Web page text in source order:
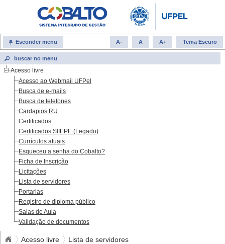
Esconder menu A- A A+ Tema Escuro
Acesso livre
Acesso ao Webmail UFPel
Busca de e-mails
Busca de telefones
Cardapios RU
Certificados
Certificados SIIEPE (Legado)
Currículos atuais
Esqueceu a senha do Cobalto?
Ficha de Inscrição
Licitações
Lista de servidores
Portarias
Registro de diploma público
Salas de Aula
Validação de documentos
Acesso livre Lista de servidores